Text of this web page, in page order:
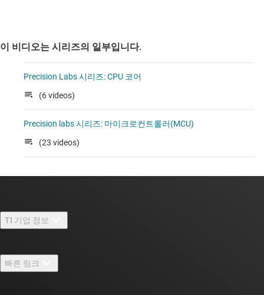
이 비디오는 시리즈의 일부입니다.
Precision Labs 시리즈: CPU 코어
(6 videos)
Precision labs 시리즈: 마이크로컨트롤러(MCU)
(23 videos)
TI 기업 정보
채용
빠른 링크